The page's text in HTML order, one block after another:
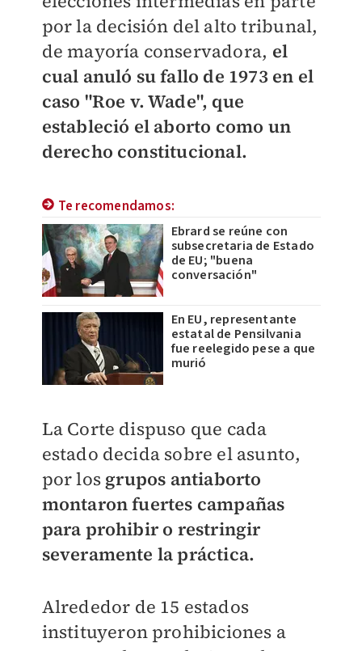
por la decisión del alto tribunal,
de mayoría conservadora, el
cual anuló su fallo de 1973 en el
caso "Roe v. Wade", que
estableció el aborto como un
derecho constitucional.
Te recomendamos:
Ebrard se reúne con
subsecretaria de Estado
de EU; "buena
conversación"
En EU, representante
estatal de Pensilvania
fue reelegido pese a que
murió
La Corte dispuso que cada
estado decida sobre el asunto,
por losgrupos antiaborto
montaron fuertes campañas
para prohibir o restringir
severamente la práctica.
Alrededor de 15 estados
instituyeron prohibiciones a